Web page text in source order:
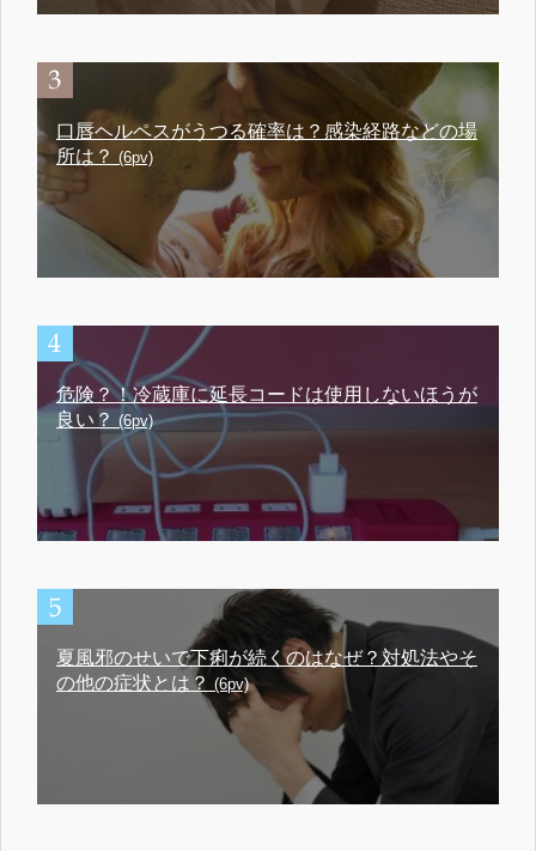
口唇ヘルペスがうつる確率は？感染経路などの場
所は？ (6pv)
危険？！冷蔵庫に延長コードは使用しないほうが
良い？ (6pv)
夏風邪のせいで下痢が続くのはなぜ？対処法やそ
の他の症状とは？ (6pv)